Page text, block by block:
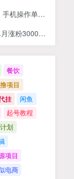
门槛【附指令+工具】
新手小白也能做
餐饮
项目
挂
闲鱼
起号教程
计划
项目
电商